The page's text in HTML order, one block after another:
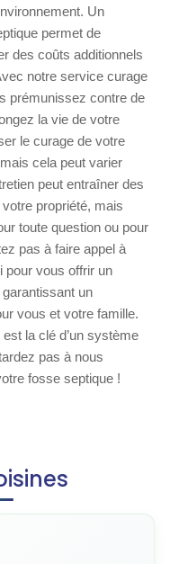
Un
permet de
des coûts additionnels
notre service curage
prémunissez contre de
la vie de votre
le curage de votre
cela peut varier
peut entraîner des
propriété, mais
toute question ou pour
pas à faire appel à
pour vous offrir un
un
vous et votre famille.
la clé d’un système
pas à nous
fosse septique !